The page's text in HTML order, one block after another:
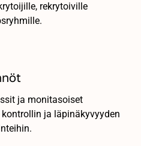
rekrytoiville
ja monitasoiset
ja läpinäkyvyyden